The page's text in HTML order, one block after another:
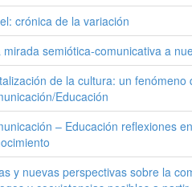
crónica de la variación
mirada semiótica-comunicativa a
de la cultura: un
Educación
– Educación reflexiones
y nuevas perspectivas sobre la